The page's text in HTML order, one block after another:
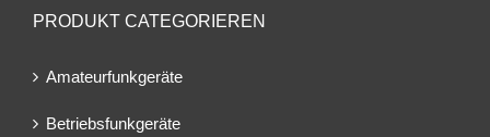
PRODUKT CATEGORIEREN
Amateurfunkgeräte
Betriebsfunkgeräte